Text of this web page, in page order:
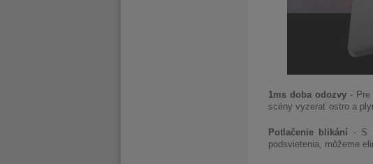
1ms doba odozvy- Pre
scény vyzerať ostro a
Potlačenie blikání - S
podsvietenia, môžeme